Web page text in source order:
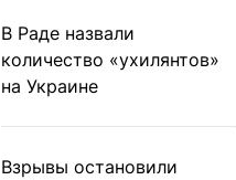
В Раде назвали
количество «ухилянтов»
на Украине
Взрывы остановили